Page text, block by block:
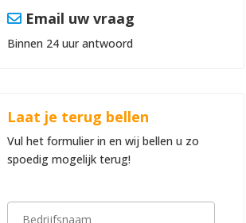
Email uw vraag
Binnen 24 uur antwoord
Laat je terug bellen
Vul het formulier in en wij bellen u zo
spoedig mogelijk terug!
B